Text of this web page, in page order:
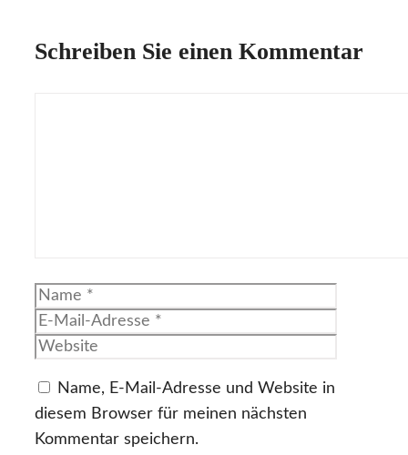
Schreiben Sie einen Kommentar
Name
Name, E-Mail-Adresse und Website in
diesem Browser für meinen nächsten
Kommentar speichern.